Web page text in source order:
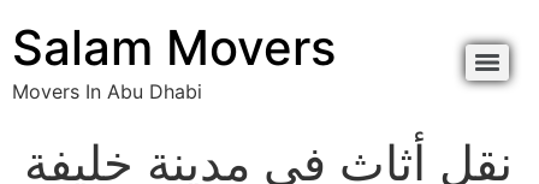
Salam Movers
Movers In Abu Dhabi
نقل أثاث في مدينة خليفة